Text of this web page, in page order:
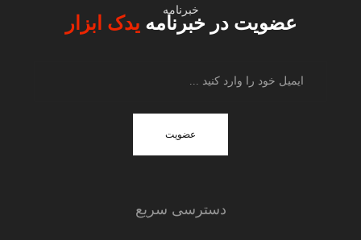
خبرنامه
عضویت در خبرنامه یدک ابزار
عضویت
دسترسی سریع